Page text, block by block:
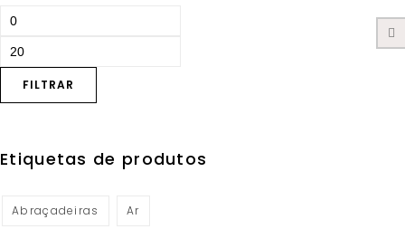
FILTRAR
Etiquetas de produtos
Abraçadeiras Ar